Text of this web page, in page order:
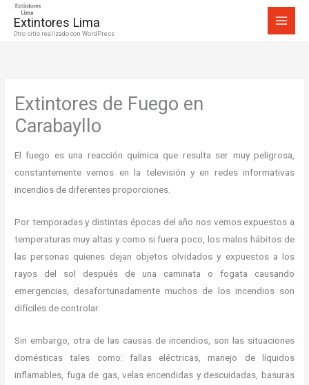
Extintores Lima
Otro sitio realizado con WordPress
Extintores de Fuego en
Carabayllo
El fuego es una reacción química que resulta ser muy peligrosa,
constantemente vemos en la televisión y en redes informativas
incendios de diferentes proporciones.
Por temporadas y distintas épocas del año nos vemos expuestos a
temperaturas muy altas y como si fuera poco, los malos hábitos de
las personas quienes dejan objetos olvidados y expuestos a los
rayos del sol después de una caminata o fogata causando
emergencias, desafortunadamente muchos de los incendios son
difíciles de controlar.
Sin embargo, otra de las causas de incendios, son las situaciones
domésticas tales como: fallas eléctricas, manejo de líquidos
inflamables, fuga de gas, velas encendidas y descuidadas, basuras